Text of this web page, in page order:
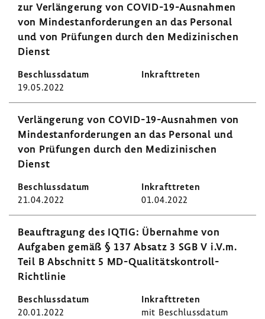
zur Verlän­ge­rung von COVID-​19-Ausnahmen
von Mindest­an­for­de­rungen an das Personal
und von Prüfungen durch den Medi­zi­ni­schen
Dienst
19.05.2022
Verlän­ge­rung von COVID-​19-Ausnahmen von
Mindest­an­for­de­rungen an das Personal und
von Prüfungen durch den Medi­zi­ni­schen
Dienst
21.04.2022 01.04.2022
Beauf­tra­gung des IQTIG: Über­nahme von
Aufgaben gemäß § 137 Absatz 3 SGB V i.V.m.
Teil B Abschnitt 5 MD-​Qualitätskontroll-
Richtlinie
20.01.2022 mit Beschluss­datum